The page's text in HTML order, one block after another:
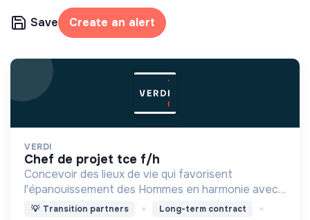
Save Create an alert
VERDI
chef de projet tce f/h
Concevoir des lieux de vie qui favorisent
l'épanouissement des Hommes en harmonie avec
leur environnement.
💡 Transition partners Long-term contract